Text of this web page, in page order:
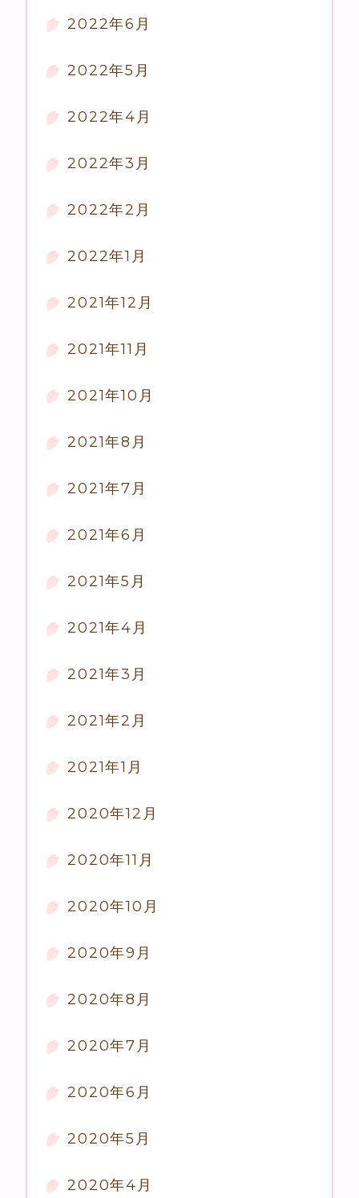
2022年6月
2022年5月
2022年4月
2022年3月
2022年2月
2022年1月
2021年12月
2021年11月
2021年10月
2021年8月
2021年7月
2021年6月
2021年5月
2021年4月
2021年3月
2021年2月
2021年1月
2020年12月
2020年11月
2020年10月
2020年9月
2020年8月
2020年7月
2020年6月
2020年5月
2020年4月